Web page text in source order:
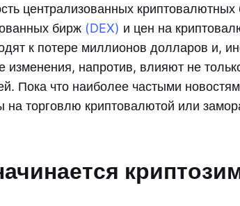
централизованных криптовалютных
бирж (DEX) и цен на
к потере миллионов долларов и,
изменения, напротив, влияют не
Пока что наиболее частыми
на торговлю криптовалютой или